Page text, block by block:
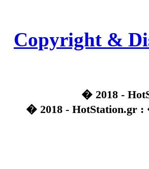
Copyright &
� 2018 -
� 2018 -